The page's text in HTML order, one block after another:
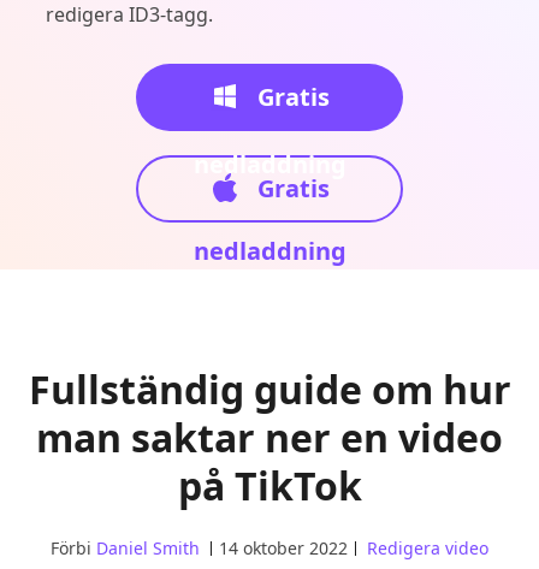
redigera ID3-tagg.
Gratis
nedladdning
Gratis
nedladdning
Fullständig guide om hur
man saktar ner en video
på TikTok
Förbi Daniel Smith 14 oktober 2022 Redigera video